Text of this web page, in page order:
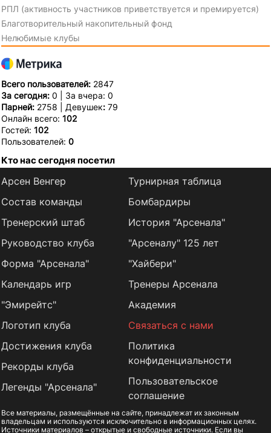
РПЛ (активность участников приветствуется и премируется)
Благотворительный накопительный фонд
Нелюбимые клубы
Всего пользователей: 2847
За сегодня: 0 | За вчера: 0
Парней: 2758 | Девушек: 79
Онлайн всего: 102
Гостей: 102
Пользователей: 0
Кто нас сегодня посетил
Арсен Венгер
Состав команды
Тренерский штаб
Руководство клуба
Форма "Арсенала"
Календарь игр
Турнирная таблица
Бомбардиры
История "Арсенала"
"Арсеналу" 125 лет
"Хайбери"
Тренеры Арсенала
"Эмирейтс"
Логотип клуба
Достижения клуба
Рекорды клуба
Легенды "Арсенала"
Академия
Связаться с нами
Политика
конфиденциальности
Пользовательское
соглашение
Все материалы, размещённые на сайте, принадлежат их законным
владельцам и используются исключительно в информационных целях.
Источники материалов – открытые и свободные источники. Если вы